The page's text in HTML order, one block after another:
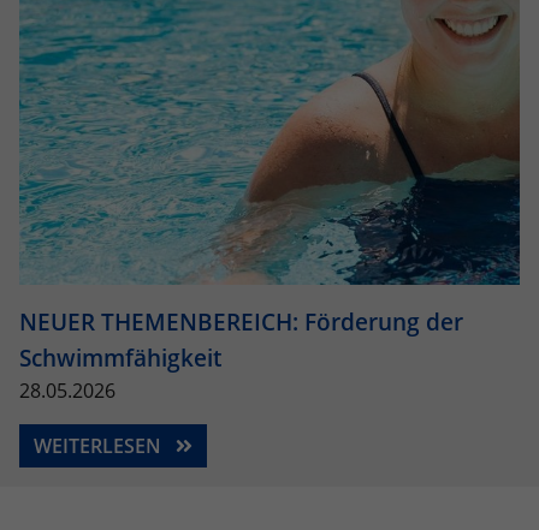
NEUER THEMENBEREICH: Förderung der
Schwimmfähigkeit
28.05.2026
WEITERLESEN